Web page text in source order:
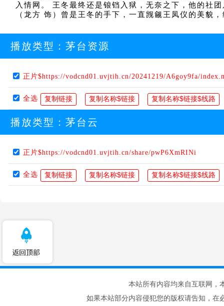
入情网。 王冬最终还是锒铛入狱，无奈之下，他的社
（龙方 饰）曾是王冬的手下，一直觊觎王凤仪的美貌
播放类型： 茅台资源
正片$https://vodcnd01.uvjtih.cn/20241219/A6goy9fa/
全选
播放类型： 茅台云
正片$https://vodcnd01.uvjtih.cn/share/pwP6XmRINi
全选
本站所有内容均来自互联网，
如果本站部分内容侵犯您的版权请告知，在